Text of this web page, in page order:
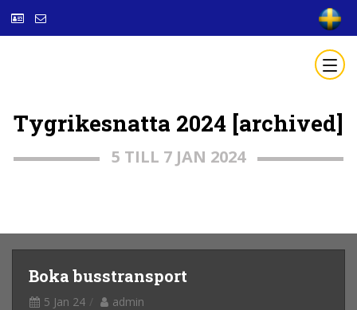
Tygrikesnatta 2024 [archived]
5 TILL 7 JAN 2024
Boka busstransport
5 Jan 24 admin